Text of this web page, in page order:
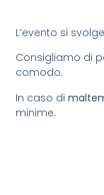
L’evento si
Consigliamo di
comodo.
In caso di
minime.